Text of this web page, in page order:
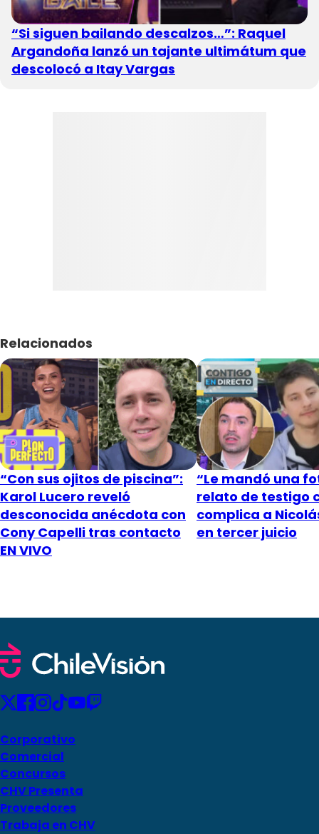
“Si siguen bailando descalzos…”: Raquel
Argandoña lanzó un tajante ultimátum que
descolocó a Itay Vargas
Relacionados
“Con sus ojitos de piscina”:
Karol Lucero reveló
desconocida anécdota con
Cony Capelli tras contacto
EN VIVO
“Le mandó una
relato de testigo
complica a
en tercer juicio
Corporativo
Comercial
Concursos
CHV Presenta
Proveedores
Trabaja en CHV